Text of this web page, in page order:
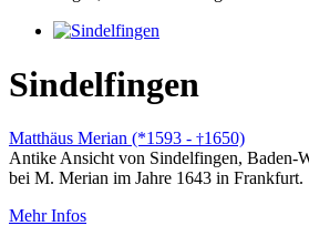
Sindelfingen
Matthäus Merian (*1593 - †1650)
Antike Ansicht von Sindelfingen, Baden-
bei M. Merian im Jahre 1643 in Frankfurt.
Mehr Infos